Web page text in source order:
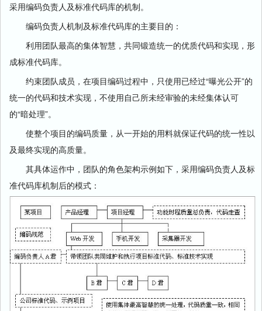
采用编码负责人及标准代码库的机制。
编码负责人机制及标准代码库的主要目的：
利用团队最高的集体智慧，共同锻造统一的优质代码和实现，形
成标准代码库。
约束团队成员，在项目编码过程中，只使用已经过“曝光公开”的
统一的代码和技术实现，不使用自己所未经审验的未经集体认可
的“暗处理”。
使整个项目的编码质量，从一开始的用料就保证代码的统一性以
及最终实现的高质量。
其具体运作中，团队的角色架构示例如下，采用编码负责人及标
准代码库机制后的模式：